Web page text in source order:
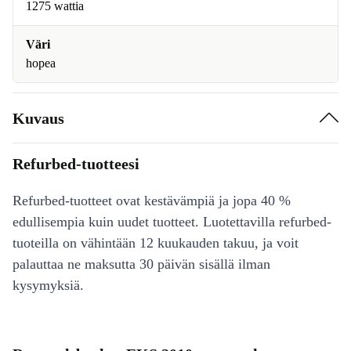
1275 wattia
Väri
hopea
Kuvaus
Refurbed-tuotteesi
Refurbed-tuotteet ovat kestävämpiä ja jopa 40 %
edullisempia kuin uudet tuotteet. Luotettavilla refurbed-
tuoteilla on vähintään 12 kuukauden takuu, ja voit
palauttaa ne maksutta 30 päivän sisällä ilman
kysymyksiä.